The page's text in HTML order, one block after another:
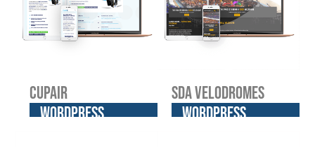
Cupair
WordPress
SDA Velodromes
WordPress